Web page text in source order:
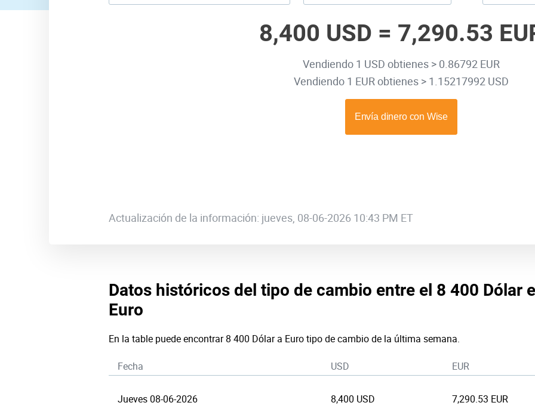
8,400 USD = 7,290.53
Vendiendo 1 USD obtienes > 0.86792 EUR
Vendiendo 1 EUR obtienes > 1.15217992 USD
Actualización de la información: jueves, 08-06-2026 10:43 PM ET
Datos históricos del tipo de cambio entre el 8 400 Dólar
Euro
En la table puede encontrar 8 400 Dólar a Euro tipo de cambio de la última semana.
Fecha USD EUR
Jueves 08-06-2026 8,400 USD 7,290.53 EUR